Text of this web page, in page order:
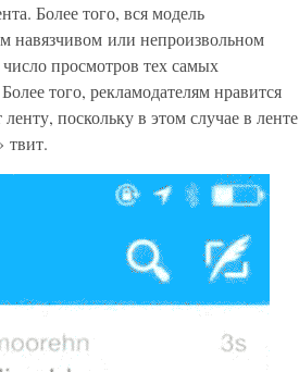
Более того, вся модель
навязчивом или непроизвольном
просмотров тех самых
того, рекламодателям нравится
поскольку в этом случае в ленте
твит.